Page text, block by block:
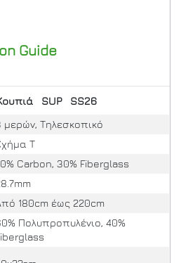
Guide
SUP
SS26
μερών, Τηλεσκοπικό
Τ
Carbon, 30% Fiberglass
180cm έως 220cm
Πολυπροπυλένιο, 40%